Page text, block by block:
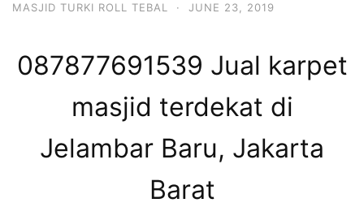
MASJID TURKI ROLL TEBAL
· JUNE 23, 2019
087877691539 Jual karpet
masjid terdekat di
Jelambar Baru, Jakarta
Barat